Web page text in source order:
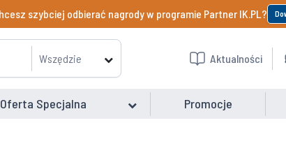
szybciej odbierać nagrody w programie Partner IK.PL?
Wszędzie Aktualności
Oferta Specjalna Promocje